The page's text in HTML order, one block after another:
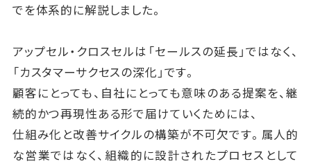
でを体系的に解説しました。
アップセル・クロスセルは「セールスの延長」ではなく、
「カスタマーサクセスの深化」です。
顧客にとっても、自社にとっても意味のある提案を、継
続的かつ再現性ある形で届けていくためには、
仕組み化と改善サイクルの構築が不可欠です。属人的
な営業ではなく、組織的に設計されたプロセスとして